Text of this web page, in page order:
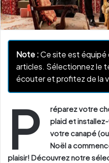
Note :Ce site est équipé
articles. Sélectionnez le
écouter et profitez de la
P
réparez votre
plaid et
votre canapé
Noël a
plaisir! Découvrez notre